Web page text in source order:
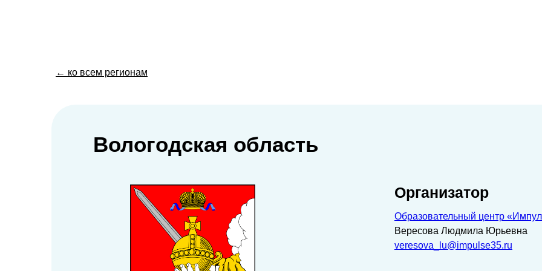
Вологодская область
Образовательный центр
Вересова Людмила Юрьевна
veresova_lu@impulse35.ru
Организатор
← ко всем регионам